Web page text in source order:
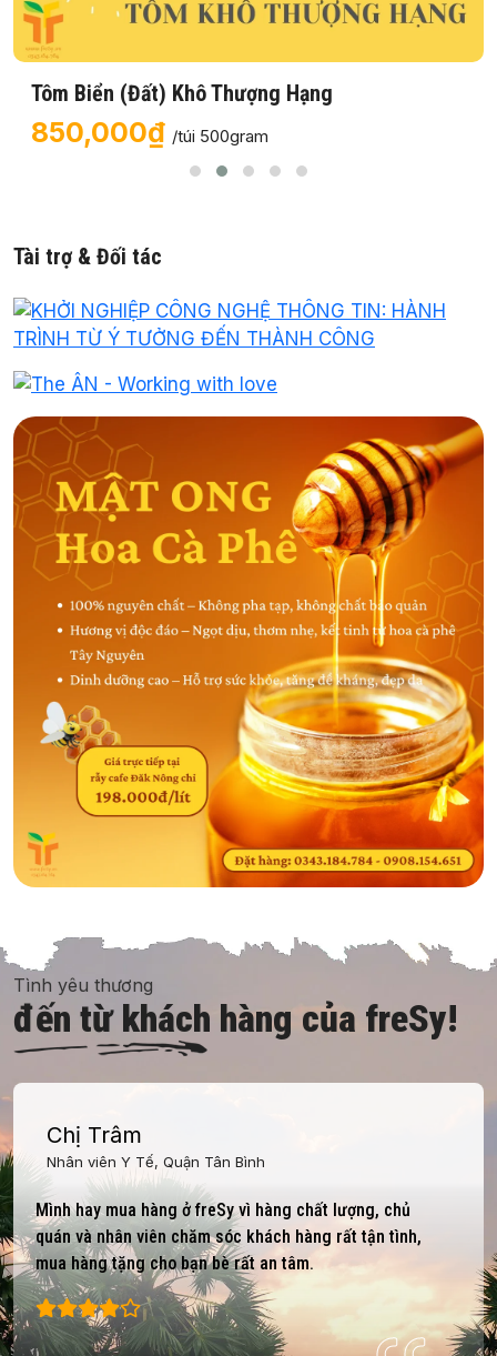
Tôm Biển (Đất) Khô Thượng Hạng
850,000₫ /túi 500gram
Tài trợ & Đối tác
Tình yêu thương
đến từ khách hàng của freSy!
Chị Trâm
Nhân viên Y Tế, Quận Tân Bình
Mình hay mua hàng ở freSy vì hàng chất lượng, chủ
quán và nhân viên chăm sóc khách hàng rất tận tình,
mua hàng tặng cho bạn bè rất an tâm.